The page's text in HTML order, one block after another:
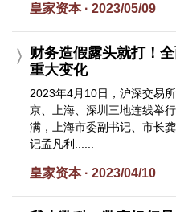
皇家资本 · 2023/05/09
财务造假露头就打！
重大变化
2023年4月10日，沪深交易
京、上海、深圳三地连线举
满，上海市委副书记、市长
记孟凡利......
皇家资本 · 2023/04/10